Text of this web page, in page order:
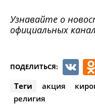
Узнавайте о
официальных
ПОДЕЛИТЬСЯ:
Теги акция
религия